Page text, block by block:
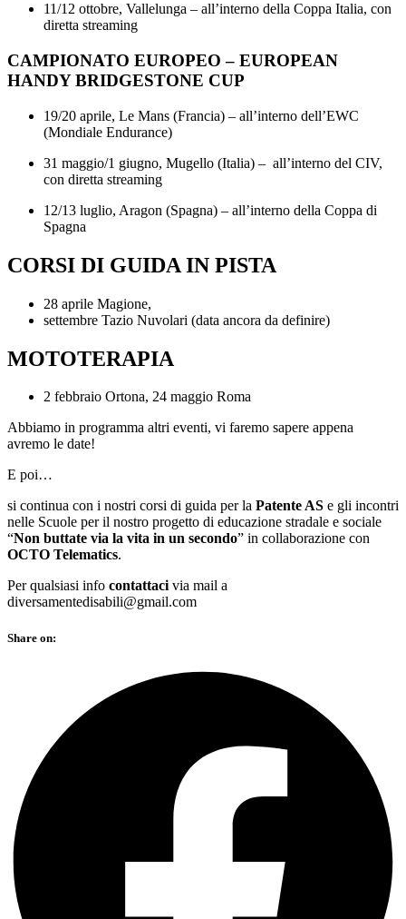
11/12 ottobre, Vallelunga – all’interno della Coppa Italia, con
diretta streaming
CAMPIONATO EUROPEO – EUROPEAN
HANDY BRIDGESTONE CUP
19/20 aprile, Le Mans (Francia) – all’interno dell’EWC
(Mondiale Endurance)
31 maggio/1 giugno, Mugello (Italia) – all’interno del CIV,
con diretta streaming
12/13 luglio, Aragon (Spagna) – all’interno della Coppa di
Spagna
CORSI DI GUIDA IN PISTA
28 aprile Magione,
settembre Tazio Nuvolari (data ancora da definire)
MOTOTERAPIA
2 febbraio Ortona, 24 maggio Roma
Abbiamo in programma altri eventi, vi faremo sapere appena
avremo le date!
E poi…
si continua con i nostri corsi di guida per la Patente AS e gli incontri
nelle Scuole per il nostro progetto di educazione stradale e sociale
“Non buttate via la vita in un secondo” in collaborazione con
OCTO Telematics.
Per qualsiasi info contattacivia mail a
diversamentedisabili@gmail.com
Share on: